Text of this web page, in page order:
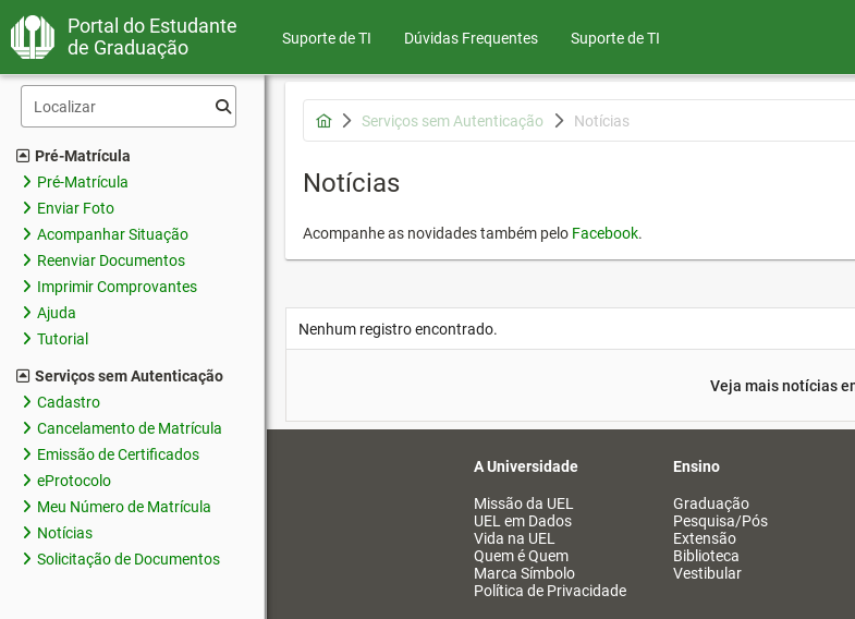
Portal do Estudante
de Graduação
Suporte de TI Dúvidas Frequentes Suporte de TI
Pré-Matrícula
Pré-Matrícula
Enviar Foto
Acompanhar Situação
Reenviar Documentos
Imprimir Comprovantes
Ajuda
Tutorial
Serviços sem Autenticação
Cadastro
Cancelamento de Matrícula
Emissão de Certificados
eProtocolo
Meu Número de Matrícula
Notícias
Solicitação de Documentos
Serviços sem Autenticação Notícias
Notícias
Acompanhe as novidades também pelo Facebook.
Nenhum registro encontrado.
Veja mais notícias
A Universidade
Missão da UEL
UEL em Dados
Vida na UEL
Quem é Quem
Marca Símbolo
Política de Privacidade
Ensino
Graduação
Pesquisa/Pós
Extensão
Biblioteca
Vestibular